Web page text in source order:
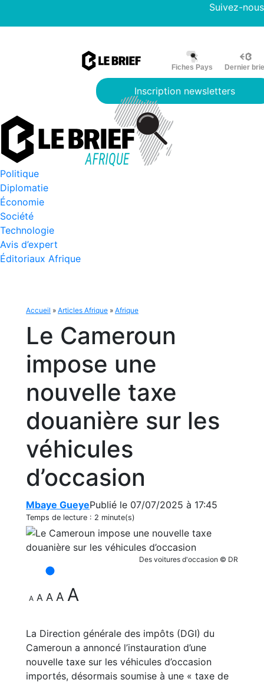
Suivez-nous
Fiches Pays Dernier
Inscription newsletters
Politique
Diplomatie
Économie
Société
Technologie
Avis d’expert
Éditoriaux Afrique
Accueil » Articles Afrique » Afrique
Le Cameroun
impose une
nouvelle taxe
douanière sur les
véhicules
d’occasion
Mbaye GueyePublié le 07/07/2025 à 17:45
Temps de lecture : 2 minute(s)
Des voitures d'occasion © DR
A A A A A
La Direction générale des impôts (DGI) du
Cameroun a annoncé l’instauration d’une
nouvelle taxe sur les véhicules d’occasion
importés, désormais soumise à une « taxe de